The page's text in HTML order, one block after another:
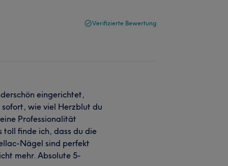
Verifizierte Bewertung
eingerichtet,
wie viel Herzblut du
Professionalität
toll finde ich, dass du die
Nägel sind perfekt
mehr. Absolute 5-